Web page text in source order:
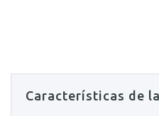
Características de